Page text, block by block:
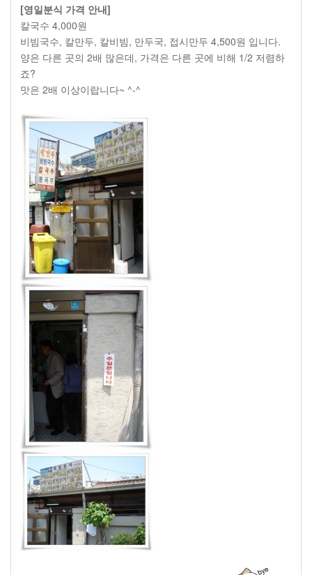
[영일분식 가격 안내]
칼국수 4,000원
비빔국수, 칼만두, 칼비빔, 만두국, 접시만두 4,500원 입니다.
양은 다른 곳의 2배 많은데, 가격은 다른 곳에 비해 1/2 저렴하
죠?
맛은 2배 이상이랍니다~ ^-^